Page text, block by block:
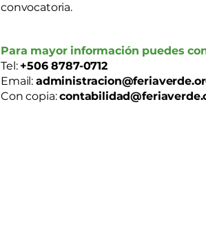
convocatoria.
Para mayor información puedes
Tel: +506 8787-0712
Email:
Con copia: